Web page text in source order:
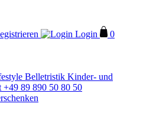
Login
0
Belletristik Kinder- und
+49 89 890 50 80 50